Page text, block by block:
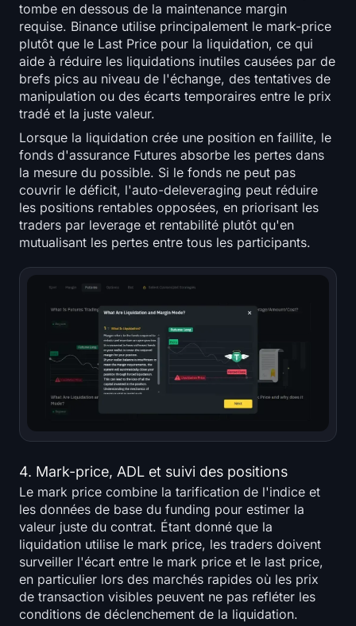
tombe en dessous de la maintenance margin
requise. Binance utilise principalement le mark-price
plutôt que le Last Price pour la liquidation, ce qui
aide à réduire les liquidations inutiles causées par de
brefs pics au niveau de l'échange, des tentatives de
manipulation ou des écarts temporaires entre le prix
tradé et la juste valeur.
Lorsque la liquidation crée une position en faillite, le
fonds d'assurance Futures absorbe les pertes dans
la mesure du possible. Si le fonds ne peut pas
couvrir le déficit, l'auto-deleveraging peut réduire
les positions rentables opposées, en priorisant les
traders par leverage et rentabilité plutôt qu'en
mutualisant les pertes entre tous les participants.
4. Mark-price, ADL et suivi des positions
Le mark price combine la tarification de l'indice et
les données de base du funding pour estimer la
valeur juste du contrat. Étant donné que la
liquidation utilise le mark price, les traders doivent
surveiller l'écart entre le mark price et le last price,
en particulier lors des marchés rapides où les prix
de transaction visibles peuvent ne pas refléter les
conditions de déclenchement de la liquidation.